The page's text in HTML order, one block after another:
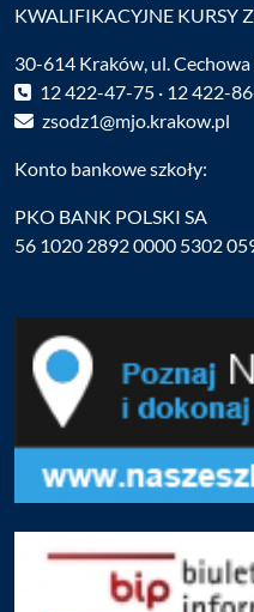
KWALIFIKACYJNE KURSY
30-614 Kraków, ul.
12 422-47-75 · 12 422-
zsodz1@mjo.krakow.pl
Konto bankowe szkoły:
PKO BANK POLSKI SA
56 1020 2892 0000 5302